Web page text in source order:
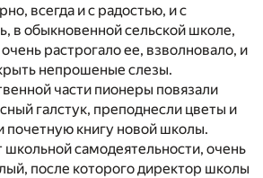
всегда и с радостью, и с
в обыкновенной сельской школе,
растрогало ее, взволновало, и
непрошеные слезы.
части пионеры повязали
галстук, преподнесли цветы и
книгу новой школы.
самодеятельности, очень
после которого директор школы